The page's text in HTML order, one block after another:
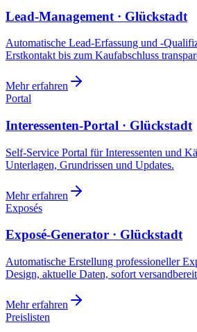
Lead-Management · Glückstadt
Automatische Lead-Erfassung und -
Erstkontakt bis zum Kaufabschluss
Mehr erfahren
Portal
Interessenten-Portal · Glückstadt
Self-Service Portal für Interessenten und
Unterlagen, Grundrissen und Updates.
Mehr erfahren
Exposés
Exposé-Generator · Glückstadt
Automatische Erstellung professioneller
Design, aktuelle Daten, sofort
Mehr erfahren
Preislisten